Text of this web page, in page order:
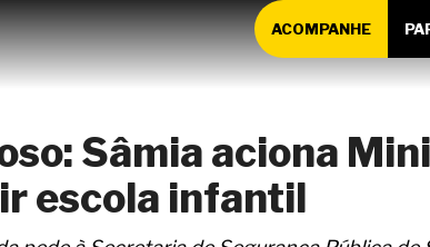
ACOMPANHE
Sâmia aciona
escola infantil